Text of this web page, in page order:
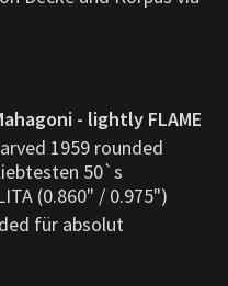
- lightly FLAME
1959 rounded
50`s
(0.860" / 0.975")
für absolut